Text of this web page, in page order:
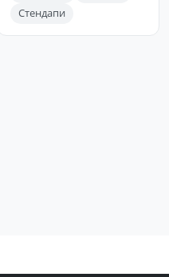
Стендапи